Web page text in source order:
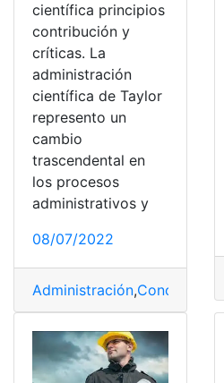
científica principios
contribución y
críticas. La
administración
científica de Taylor
represento un
cambio
trascendental en
los procesos
administrativos y
08/07/2022
Administración,Conocimiento